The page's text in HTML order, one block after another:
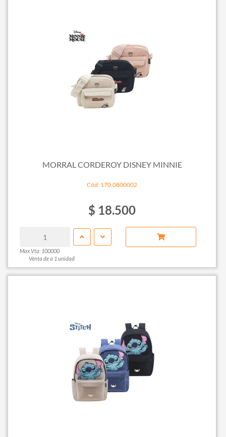
MORRAL CORDEROY DISNEY MINNIE
Cód: 170.0800002
$ 18.500
Max Vta: 100000
Venta de a 1 unidad